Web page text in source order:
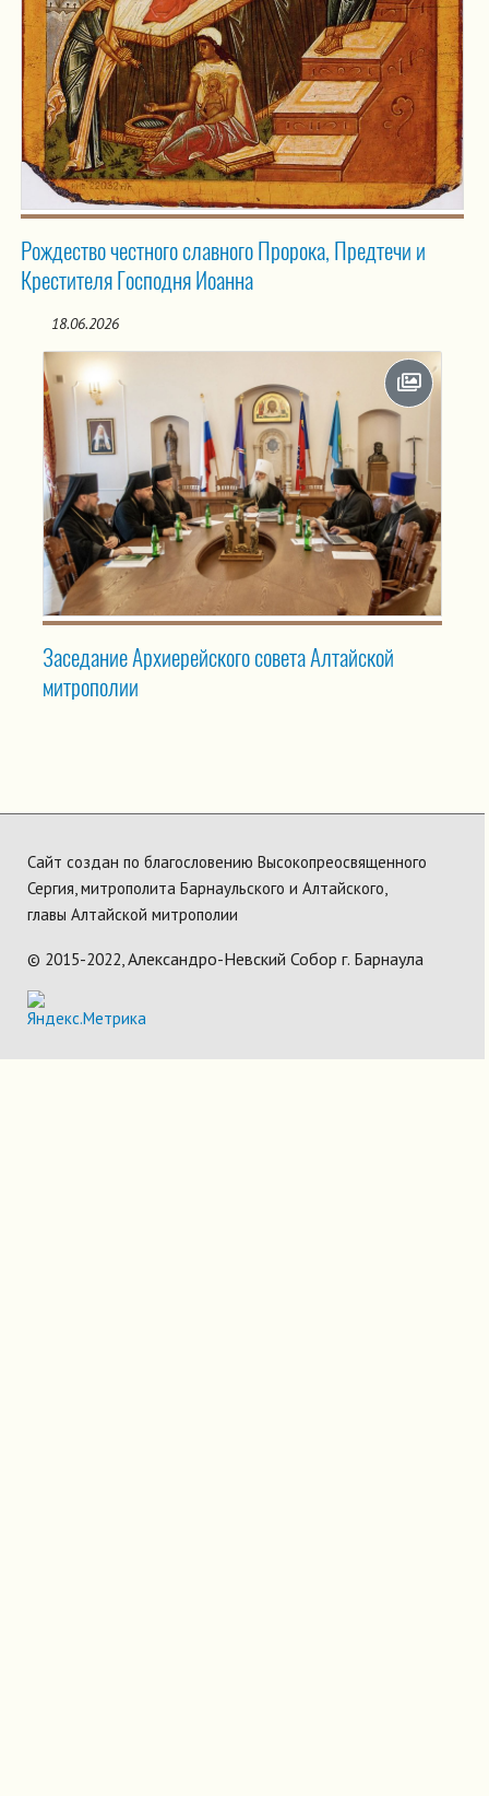
Рождество честного славного Пророка, Предтечи и
Крестителя Господня Иоанна
18.06.2026
Заседание Архиерейского совета Алтайской
митрополии
Сайт создан по благословению Высокопреосвященного
Сергия, митрополита Барнаульского и Алтайского,
главы Алтайской митрополии
© 2015-2022,Александро-Невский Собор г. Барнаула